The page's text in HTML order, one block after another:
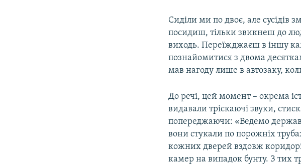
Сиділи ми по двоє, але сусідів
посидиш, тільки звикнеш до
виходь. Переїжджаєш в іншу
познайомитися з двома
мав нагоду лише в автозаку,
До речі, цей момент – окрема
видавали тріскаючі звуки,
попереджаючи: «Ведемо
вони стукали по порожніх
кожних дверей вздовж
камер на випадок бунту. З тих